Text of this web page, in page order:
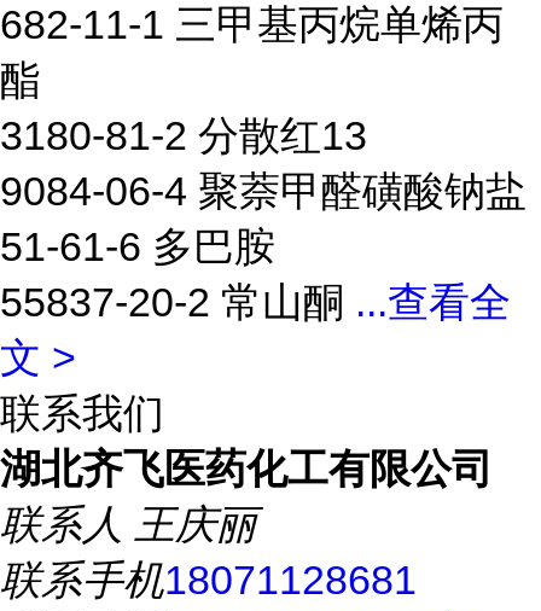
682-11-1 三甲基丙烷单烯丙
酯
3180-81-2 分散红13
9084-06-4 聚萘甲醛磺酸钠盐
51-61-6 多巴胺
55837-20-2 常山酮 ...查看全
文 >
联系我们
湖北齐飞医药化工有限公司
联系人 王庆丽
联系手机18071128681